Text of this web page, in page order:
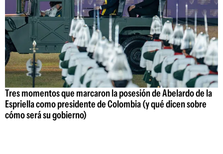
Tres momentos que marcaron la posesión de Abelardo de la
Espriella como presidente de Colombia (y qué dicen sobre
cómo será su gobierno)